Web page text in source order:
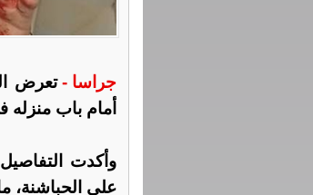
جراسا - تعرض
أمام باب
وأكدت
على الحباشنة،